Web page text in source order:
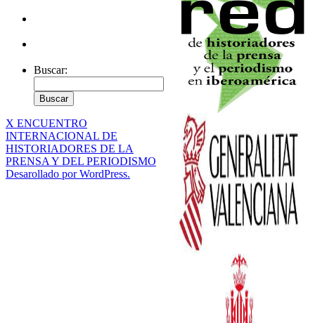
Buscar:
X ENCUENTRO
INTERNACIONAL DE
HISTORIADORES DE LA
PRENSA Y DEL PERIODISMO
Desarollado por WordPress.